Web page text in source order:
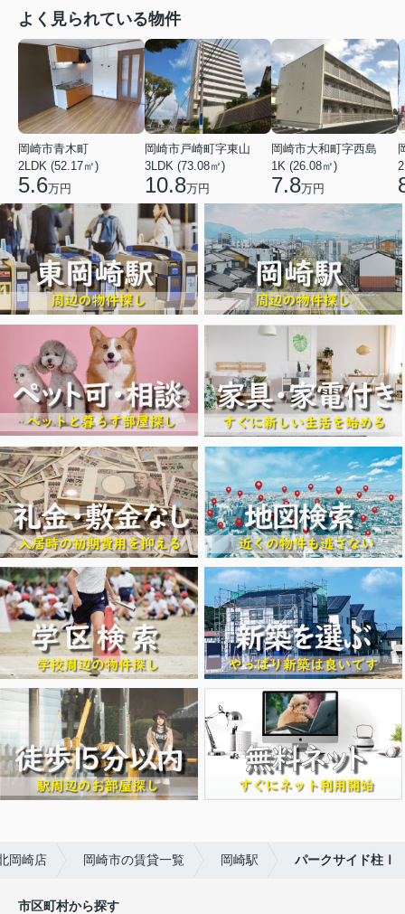
よく見られている物件
岡崎市青木町
2LDK (52.17㎡)
5.6万円
岡崎市戸崎町字東山
3LDK (73.08㎡)
10.8万円
岡崎市大和町字西島
1K (26.08㎡)
7.8万円
岡崎店 岡崎市の賃貸一覧 岡崎駅 パークサイド柱Ⅰ
市区町村から探す